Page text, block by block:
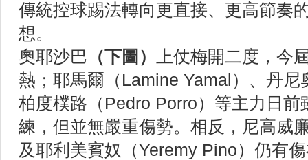
傳統控球踢法轉向更直接、更高節奏
想。
奧耶沙巴 （下圖）
上仗梅開二度，今
熱；耶馬爾（Lamine Yamal）、丹
柏度樸路（Pedro Porro）等主力日前
練，但並無嚴重傷勢。相反，尼高威
及耶利美賓奴（Yeremy Pino）仍有